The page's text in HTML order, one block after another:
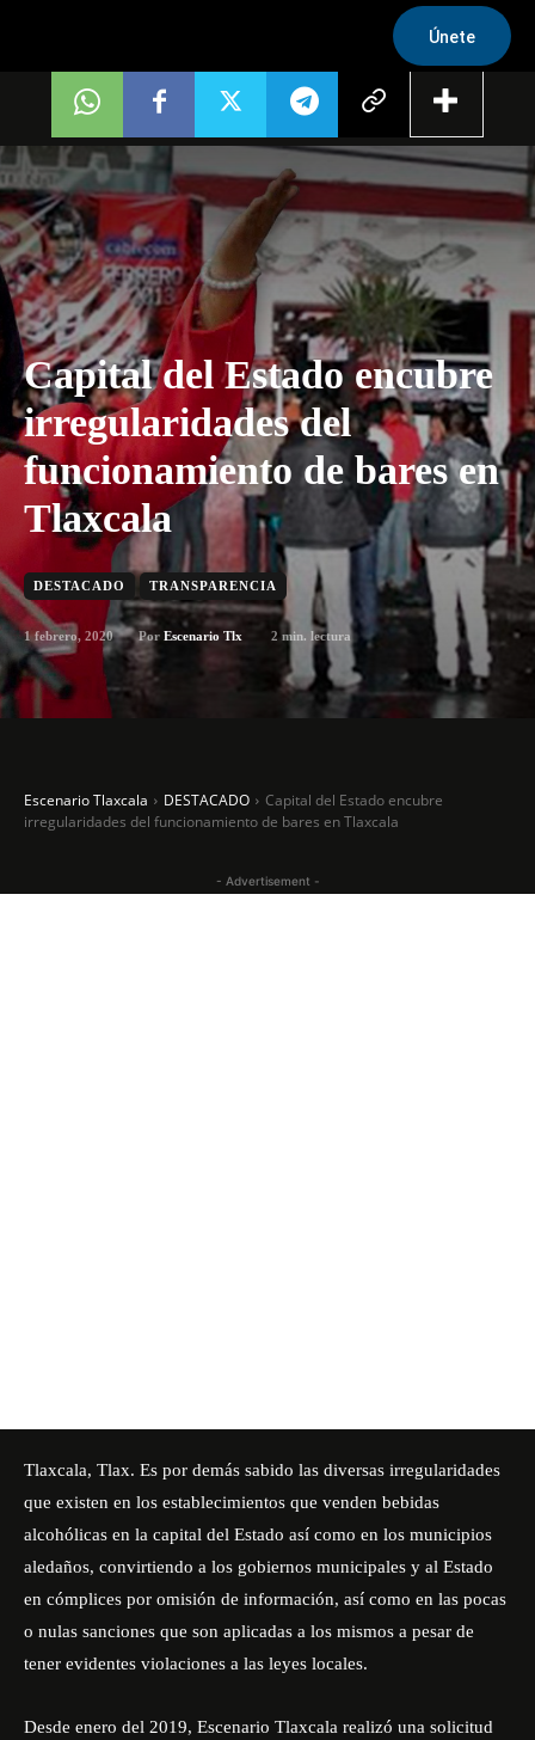
Únete
Capital del Estado encubre
irregularidades del
funcionamiento de bares en
Tlaxcala
DESTACADO TRANSPARENCIA
1 febrero, 2020 Por Escenario Tlx 2 min. lectura
Escenario Tlaxcala DESTACADO
Capital del Estado encubre
irregularidades del funcionamiento de bares en Tlaxcala
- Advertisement -
Tlaxcala, Tlax. Es por demás sabido las diversas irregularidades
que existen en los establecimientos que venden bebidas
alcohólicas en la capital del Estado así como en los municipios
aledaños, convirtiendo a los gobiernos municipales y al Estado
en cómplices por omisión de información, así como en las pocas
o nulas sanciones que son aplicadas a los mismos a pesar de
tener evidentes violaciones a las leyes locales.
Desde enero del 2019, Escenario Tlaxcala realizó una solicitud